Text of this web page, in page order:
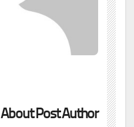
About Post Author